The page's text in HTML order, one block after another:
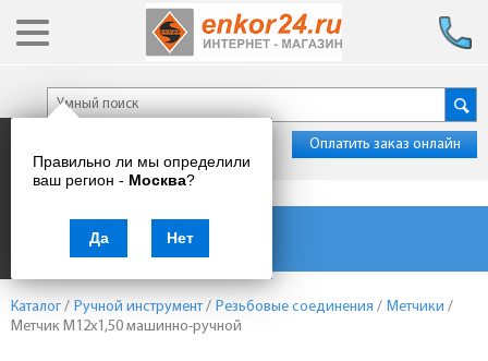
Правильно ли мы определили
ваш регион - Москва?
Да Нет
Оплатить заказ онлайн
Каталог товаров
Каталог / Ручной инструмент/ Резьбовые соединения / Метчики /
Метчик М12х1,50 машинно-ручной